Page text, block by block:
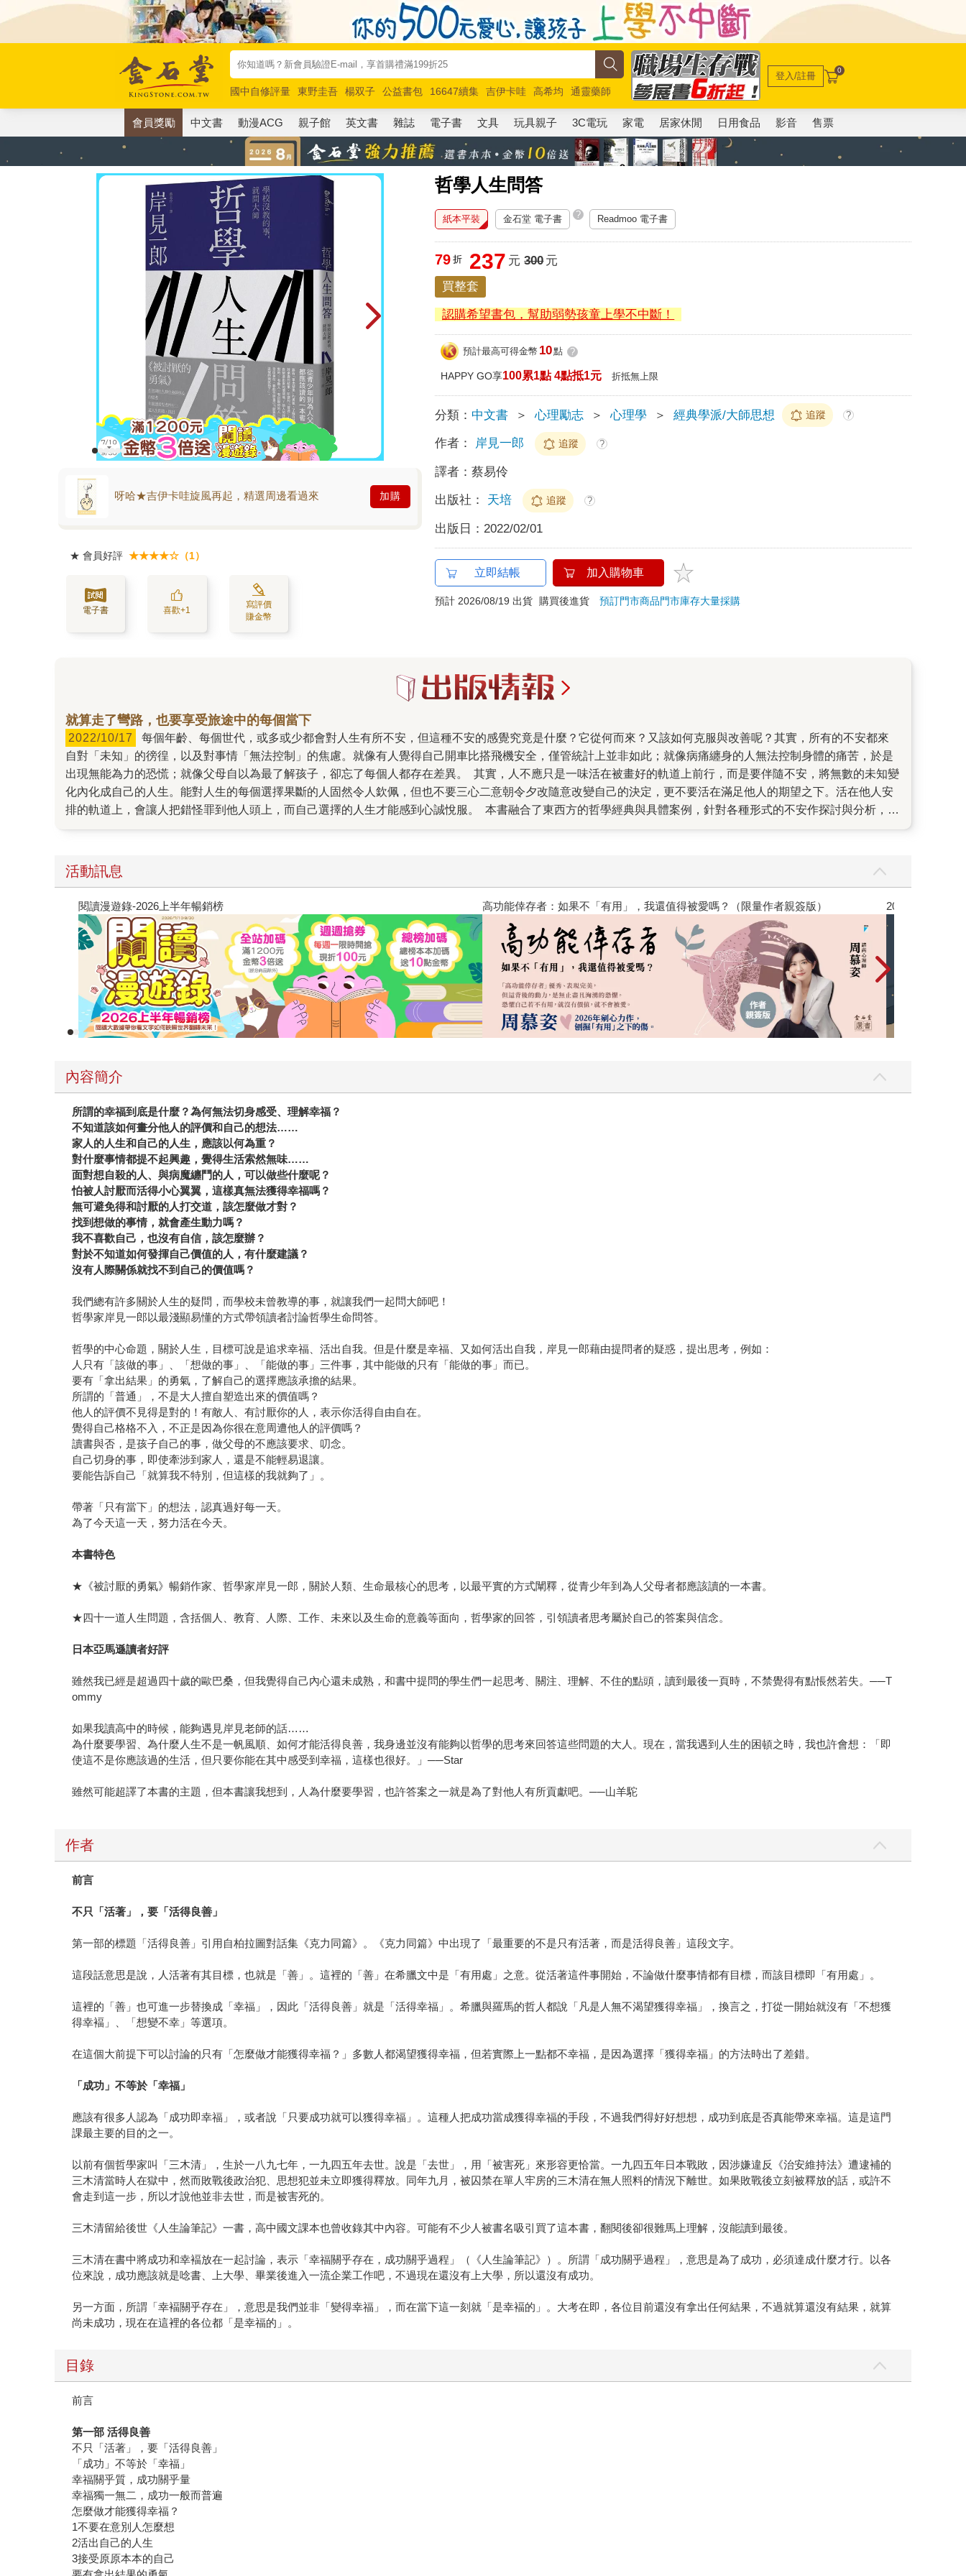
國中自修評量 東野圭吾 楊双子 公益書包 16647續集 吉伊卡哇 高希均
通靈藥師
唯紅花綻放
奧德賽 路邊攤新作 馬斯克 玩具總動員5 超慢跑
登入/註冊 0
會員獎勵 中文書 動漫ACG 親子館 英文書 雜誌 電子書 文具 玩具親子 3C電玩 家電 居家休閒 日用食品 影音 售票
哲學人生問答
呀哈★吉伊卡哇旋風再起，精選周邊看過來 加購
★ 會員好評 ★★★★☆（1）
電子書 喜歡+1
寫評價
賺金幣
紙本平裝 金石堂 電子書 ? Readmoo 電子書
79 折 237 元 300元
買整套
認購希望書包，幫助弱勢孩童上學不中斷！
預計最高可得金幣 10點 ?
HAPPY GO享100累1點 4點抵1元 折抵無上限
分類： 中文書 ＞ 心理勵志 ＞ 心理學 ＞ 經典學派/大師思想 追蹤 ?
作者： 岸見一郎 追蹤 ?
譯者：蔡易伶
出版社： 天培 追蹤 ?
出版日： 2022/02/01
立即結帳 加入購物車
預計 2026/08/19 出貨 購買後進貨預訂門市商品門市庫存大量採購
就算走了彎路，也要享受旅途中的每個當下
2022/10/17
每個年齡、每個世代，或多或少都會對人生有所不安，但這種不安的感覺究竟是什麼？它從何而來？又該如何克服與改善呢？其實，所有的不安都來
自對「未知」的徬徨，以及對事情「無法控制」的焦慮。就像有人覺得自己開車比搭飛機安全，僅管統計上並非如此；就像病痛纏身的人無法控制身體的痛苦，於是
出現無能為力的恐慌；就像父母自以為最了解孩子，卻忘了每個人都存在差異。 其實，人不應只是一味活在被畫好的軌道上前行，而是要伴隨不安，將無數的未知變
化內化成自己的人生。能對人生的每個選擇果斷的人固然令人欽佩，但也不要三心二意朝令夕改隨意改變自己的決定，更不要活在滿足他人的期望之下。活在他人安
排的軌道上，會讓人把錯怪罪到他人頭上，而自己選擇的人生才能感到心誠悅服。 本書融合了東西方的哲學經典與具體案例，針對各種形式的不安作探討與分析，為
不能回避各種生命的課題，要建立跳下深淵就需要勇氣，因為不敢縱身一躍的人，一定會被不安所控制。 在疫情蔓延、戰禍不斷、經濟震盪、通貨膨脹，各種未知籠
罩世界的此時此刻，只要願意凝視內心的不安，勇敢面對人生的課題，積極奉獻，不吝惜給予，就能不被負面情緒支配，化恐懼為信心，化不安為動力！
活動訊息
閱讀漫遊錄-2026上半年暢銷榜 高功能倖存者：如果不「有用」，我還值得被愛嗎？（限量作者親簽版） 2026年8月金石
內容簡介
所謂的幸福到底是什麼？為何無法切身感受、理解幸福？
不知道該如何畫分他人的評價和自己的想法……
家人的人生和自己的人生，應該以何為重？
對什麼事情都提不起興趣，覺得生活索然無味……
面對想自殺的人、與病魔纏鬥的人，可以做些什麼呢？
怕被人討厭而活得小心翼翼，這樣真無法獲得幸福嗎？
無可避免得和討厭的人打交道，該怎麼做才對？
找到想做的事情，就會產生動力嗎？
我不喜歡自己，也沒有自信，該怎麼辦？
對於不知道如何發揮自己價值的人，有什麼建議？
沒有人際關係就找不到自己的價值嗎？
我們總有許多關於人生的疑問，而學校未曾教導的事，就讓我們一起問大師吧！
哲學家岸見一郎以最淺顯易懂的方式帶領讀者討論哲學生命問答。
哲學的中心命題，關於人生，目標可說是追求幸福、活出自我。但是什麼是幸福、又如何活出自我，岸見一郎藉由提問者的疑惑，提出思考，例如：
人只有「該做的事」、「想做的事」、「能做的事」三件事，其中能做的只有「能做的事」而已。
要有「拿出結果」的勇氣，了解自己的選擇應該承擔的結果。
所謂的「普通」，不是大人擅自塑造出來的價值嗎？
他人的評價不見得是對的！有敵人、有討厭你的人，表示你活得自由自在。
覺得自己格格不入，不正是因為你很在意周遭他人的評價嗎？
讀書與否，是孩子自己的事，做父母的不應該要求、叨念。
自己切身的事，即使牽涉到家人，還是不能輕易退讓。
要能告訴自己「就算我不特別，但這樣的我就夠了」。
帶著「只有當下」的想法，認真過好每一天。
為了今天這一天，努力活在今天。
本書特色
★《被討厭的勇氣》暢銷作家、哲學家岸見一郎，關於人類、生命最核心的思考，以最平實的方式闡釋，從青少年到為人父母者都應該讀的一本書。
★四十一道人生問題，含括個人、教育、人際、工作、未來以及生命的意義等面向，哲學家的回答，引領讀者思考屬於自己的答案與信念。
日本亞馬遜讀者好評
雖然我已經是超過四十歲的歐巴桑，但我覺得自己內心還未成熟，和書中提問的學生們一起思考、關注、理解、不住的點頭，讀到最後一頁時，不禁覺得有點悵然若失。──T
ommy
如果我讀高中的時候，能夠遇見岸見老師的話……
為什麼要學習、為什麼人生不是一帆風順、如何才能活得良善，我身邊並沒有能夠以哲學的思考來回答這些問題的大人。現在，當我遇到人生的困頓之時，我也許會想：「即
使這不是你應該過的生活，但只要你能在其中感受到幸福，這樣也很好。」──Star
雖然可能超譯了本書的主題，但本書讓我想到，人為什麼要學習，也許答案之一就是為了對他人有所貢獻吧。──山羊駝
作者
前言
不只「活著」，要「活得良善」
第一部的標題「活得良善」引用自柏拉圖對話集《克力同篇》。《克力同篇》中出現了「最重要的不是只有活著，而是活得良善」這段文字。
這段話意思是說，人活著有其目標，也就是「善」。這裡的「善」在希臘文中是「有用處」之意。從活著這件事開始，不論做什麼事情都有目標，而該目標即「有用處」。
這裡的「善」也可進一步替換成「幸福」，因此「活得良善」就是「活得幸福」。希臘與羅馬的哲人都說「凡是人無不渴望獲得幸福」，換言之，打從一開始就沒有「不想獲
得幸褔」、「想變不幸」等選項。
在這個大前提下可以討論的只有「怎麼做才能獲得幸福？」多數人都渴望獲得幸福，但若實際上一點都不幸福，是因為選擇「獲得幸福」的方法時出了差錯。
「成功」不等於「幸福」
應該有很多人認為「成功即幸福」，或者說「只要成功就可以獲得幸福」。這種人把成功當成獲得幸福的手段，不過我們得好好想想，成功到底是否真能帶來幸福。這是這門
課最主要的目的之一。
以前有個哲學家叫「三木清」，生於一八九七年，一九四五年去世。說是「去世」，用「被害死」來形容更恰當。一九四五年日本戰敗，因涉嫌違反《治安維持法》遭逮補的
三木清當時人在獄中，然而敗戰後政治犯、思想犯並未立即獲得釋放。同年九月，被囚禁在單人牢房的三木清在無人照料的情況下離世。如果敗戰後立刻被釋放的話，或許不
會走到這一步，所以才說他並非去世，而是被害死的。
三木清留給後世《人生論筆記》一書，高中國文課本也曾收錄其中內容。可能有不少人被書名吸引買了這本書，翻閱後卻很難馬上理解，沒能讀到最後。
三木清在書中將成功和幸褔放在一起討論，表示「幸福關乎存在，成功關乎過程」（《人生論筆記》）。所謂「成功關乎過程」，意思是為了成功，必須達成什麼才行。以各
位來說，成功應該就是唸書、上大學、畢業後進入一流企業工作吧，不過現在還沒有上大學，所以還沒有成功。
另一方面，所謂「幸褔關乎存在」，意思是我們並非「變得幸福」，而在當下這一刻就「是幸褔的」。大考在即，各位目前還沒有拿出任何結果，不過就算還沒有結果，就算
尚未成功，現在在這裡的各位都「是幸福的」。
目錄
前言
第一部 活得良善
不只「活著」，要「活得良善」
「成功」不等於「幸福」
幸福關乎質，成功關乎量
幸福獨一無二，成功一般而普遍
怎麼做才能獲得幸福？
1不要在意別人怎麼想
2活出自己的人生
3接受原原本本的自己